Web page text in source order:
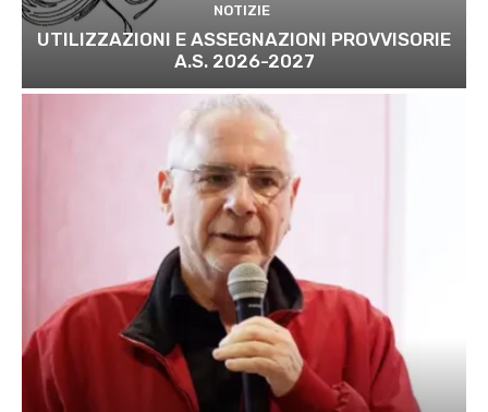
NOTIZIE
UTILIZZAZIONI E ASSEGNAZIONI PROVVISORIE
A.S. 2026-2027